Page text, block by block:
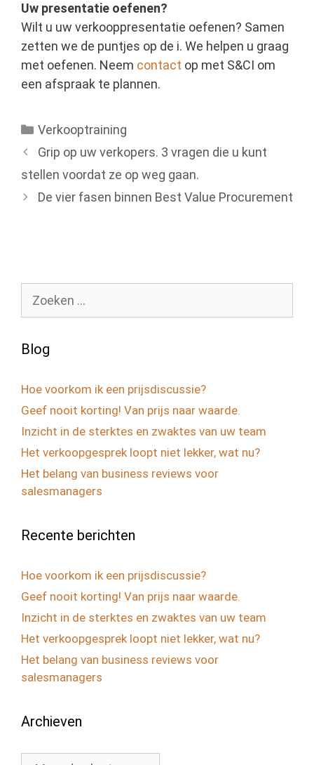
Uw presentatie oefenen?
Wilt u uw verkooppresentatie oefenen? Samen
zetten we de puntjes op de i. We helpen u graag
met oefenen. Neem contact op met S&CI om
een afspraak te plannen.
Categorieën
Verkooptraining
Grip op uw verkopers. 3 vragen die u kunt
stellen voordat ze op weg gaan.
De vier fasen binnen Best Value Procurement
naar:
Blog
Hoe voorkom ik een prijsdiscussie?
Geef nooit korting! Van prijs naar waarde.
Inzicht in de sterktes en zwaktes van uw team
Het verkoopgesprek loopt niet lekker, wat nu?
Het belang van business reviews voor
salesmanagers
Recente berichten
Hoe voorkom ik een prijsdiscussie?
Geef nooit korting! Van prijs naar waarde.
Inzicht in de sterktes en zwaktes van uw team
Het verkoopgesprek loopt niet lekker, wat nu?
Het belang van business reviews voor
salesmanagers
Archieven
Archieven